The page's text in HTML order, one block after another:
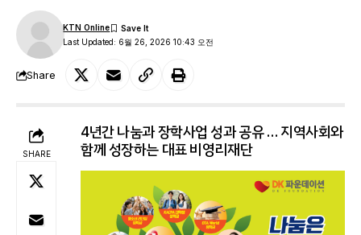
Last Updated: 6월 26, 2026 10:43 오전
KTN Online
Share
SHARE
4년간 나눔과 장학사업 성과 공유 … 지역사회와
함께 성장하는 대표 비영리재단